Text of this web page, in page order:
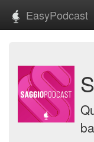
EasyPodcast